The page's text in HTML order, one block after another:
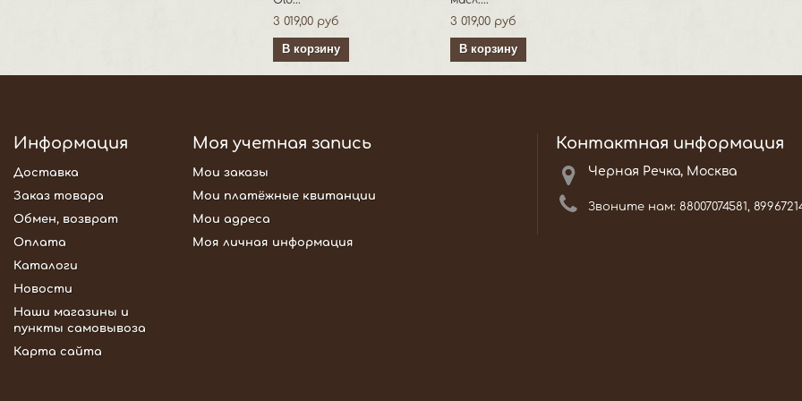
3 019,00 руб
В корзину
3 019,00 руб
В корзину
Информация
Доставка
Заказ товара
Обмен, возврат
Оплата
Каталоги
Новости
Наши магазины и
пункты самовывоза
Карта сайта
Моя учетная запись
Мои заказы
Мои платёжные квитанции
Мои адреса
Моя личная информация
Контактная информация
Черная Речка, Москва
Звоните нам: 88007074581,